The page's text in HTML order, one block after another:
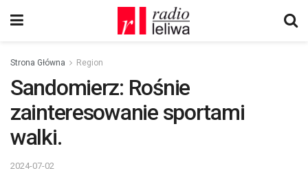
Strona Główna Region
Sandomierz: Rośnie
zainteresowanie sportami
walki.
2024-07-02